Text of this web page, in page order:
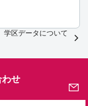
学区データについて
わせ